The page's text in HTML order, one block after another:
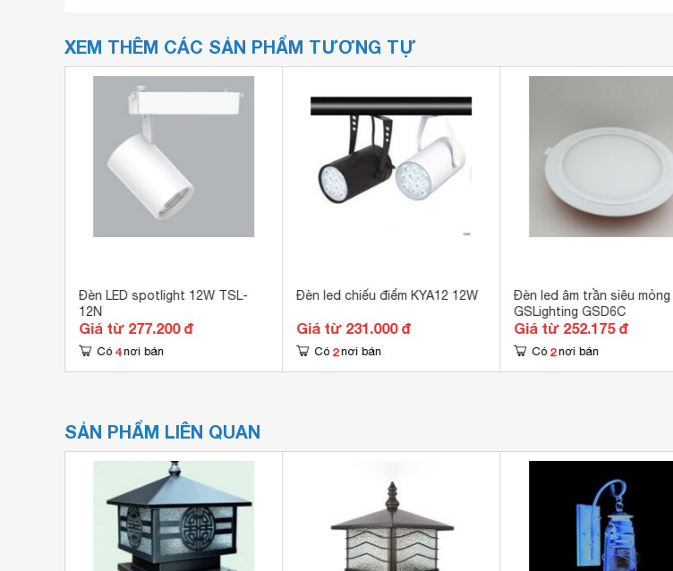
XEM THÊM CÁC SẢN PHẨM TƯƠNG TỰ
Đèn LED spotlight 12W TSL-
12N
Giá từ 277.200 đ
Có 4 nơi bán
Đèn led chiếu điểm KYA12 12W
Giá từ 231.000 đ
Có 2 nơi bán
Đèn led âm trần siêu mỏng
GSLighting GSD6C
Giá từ 252.175 đ
Có 2 nơi bán
SẢN PHẨM LIÊN QUAN